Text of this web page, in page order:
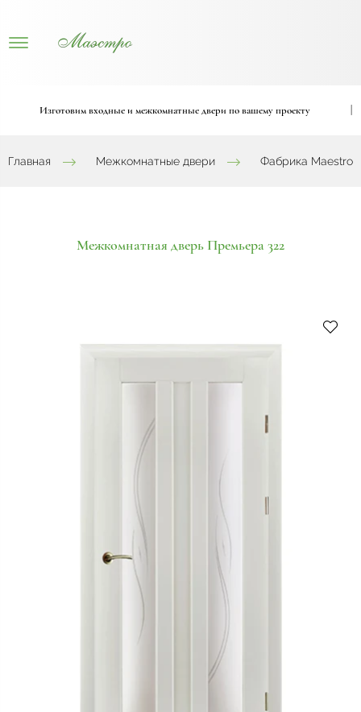
Изготовим входные и межкомнатные двери по вашему проекту
Главная Межкомнатные двери Фабрика Maestro
Межкомнатная дверь Премьера 322